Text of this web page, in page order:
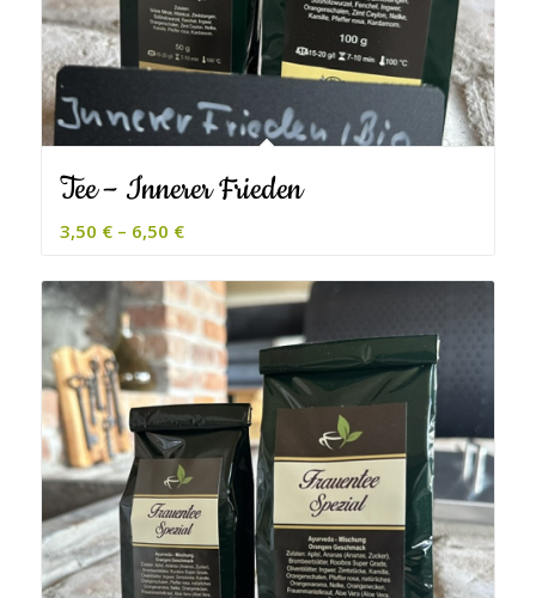
Tee – Innerer Frieden
3,50 €– 6,50 €